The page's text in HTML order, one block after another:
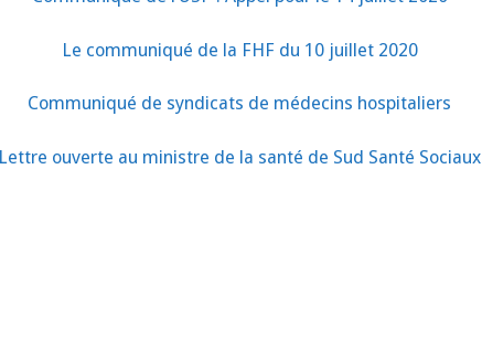
déceptions
Le communiqué de la FHF du 10 juillet 2020
Communiqué de syndicats de médecins hospitaliers
Lettre ouverte au ministre de la santé de Sud Santé Sociaux